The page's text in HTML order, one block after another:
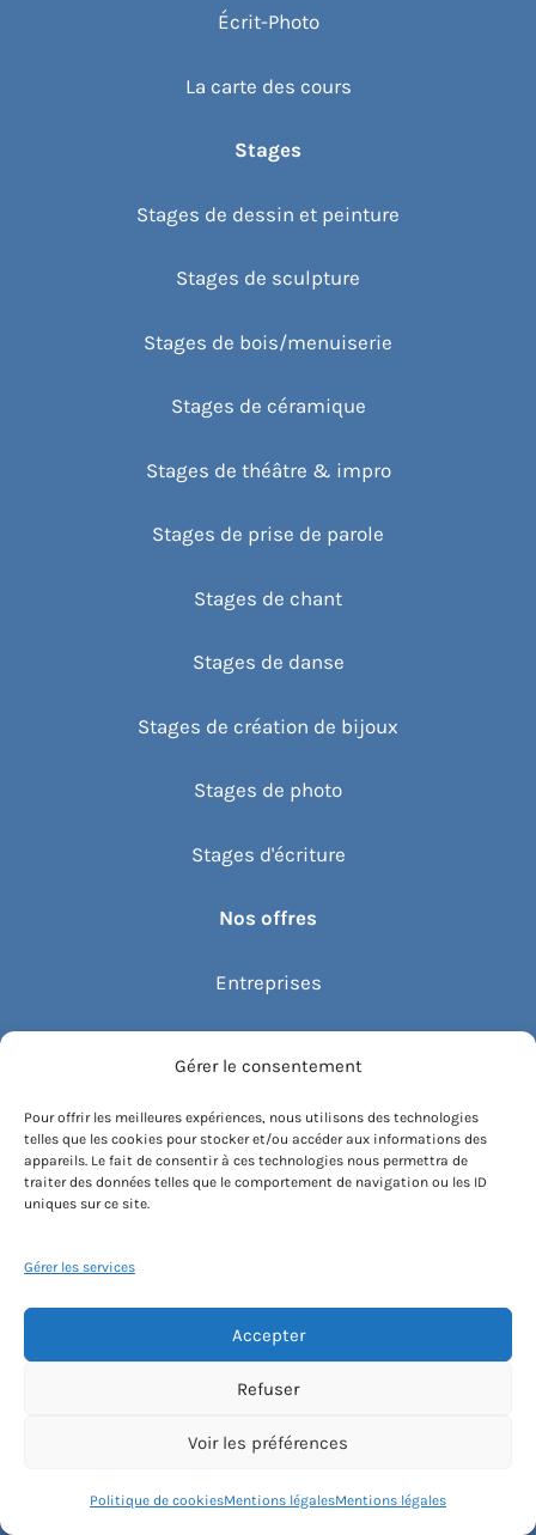
Gérer le consentement
Pour offrir les meilleures expériences, nous utilisons des technologies
telles que les cookies pour stocker et/ou accéder aux informations des
appareils. Le fait de consentir à ces technologies nous permettra de
traiter des données telles que le comportement de navigation ou les ID
uniques sur ce site.
Gérer les services
Accepter
Refuser
Voir les préférences
Politique de cookiesMentions légalesMentions légales
Écrit-Photo
La carte des cours
Stages
Stages de dessin et peinture
Stages de sculpture
Stages de bois/menuiserie
Stages de céramique
Stages de théâtre & impro
Stages de prise de parole
Stages de chant
Stages de danse
Stages de création de bijoux
Stages de photo
Stages d'écriture
Nos offres
Entreprises
Bon cadeau
Découvrez Haut Les Cours
Recommander un cours
Blog
Compte client.e